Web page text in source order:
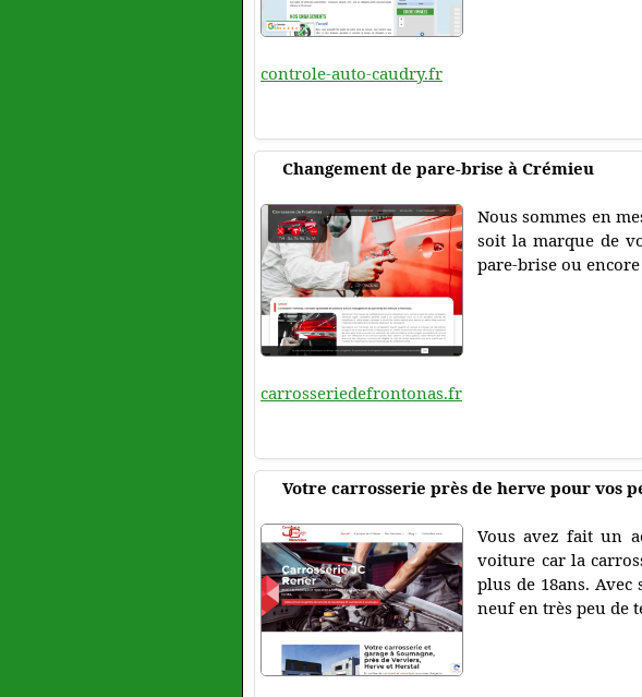
controle-auto-caudry.fr
Changement de pare-brise à Crémieu
Nous sommes en
soit la marque de
pare-brise ou
carrosseriedefrontonas.fr
Votre carrosserie près de herve pour vos
Vous avez fait un
voiture car la
plus de 18ans.
neuf en très peu de